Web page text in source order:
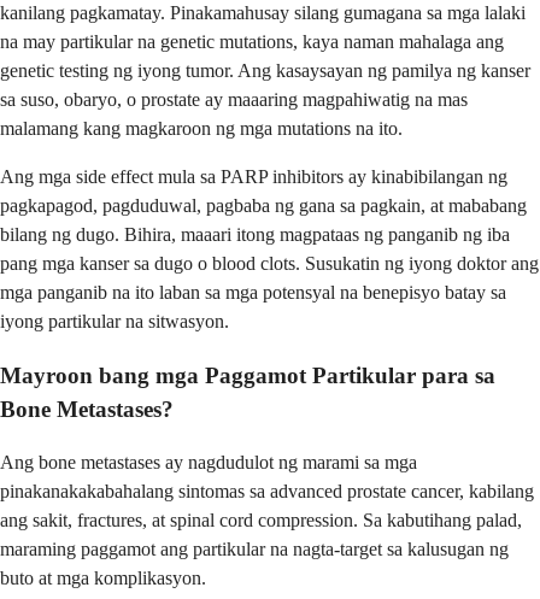
kanilang pagkamatay. Pinakamahusay silang gumagana sa mga lalaki
na may partikular na genetic mutations, kaya naman mahalaga ang
genetic testing ng iyong tumor. Ang kasaysayan ng pamilya ng kanser
sa suso, obaryo, o prostate ay maaaring magpahiwatig na mas
malamang kang magkaroon ng mga mutations na ito.
Ang mga side effect mula sa PARP inhibitors ay kinabibilangan ng
pagkapagod, pagduduwal, pagbaba ng gana sa pagkain, at mababang
bilang ng dugo. Bihira, maaari itong magpataas ng panganib ng iba
pang mga kanser sa dugo o blood clots. Susukatin ng iyong doktor ang
mga panganib na ito laban sa mga potensyal na benepisyo batay sa
iyong partikular na sitwasyon.
Mayroon bang mga Paggamot Partikular para sa
Bone Metastases?
Ang bone metastases ay nagdudulot ng marami sa mga
pinakanakakabahalang sintomas sa advanced prostate cancer, kabilang
ang sakit, fractures, at spinal cord compression. Sa kabutihang palad,
maraming paggamot ang partikular na nagta-target sa kalusugan ng
buto at mga komplikasyon.